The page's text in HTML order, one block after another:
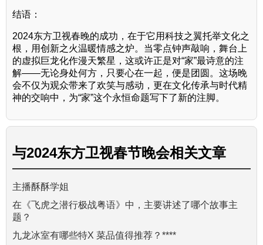
结语：
2024东方卫视春晚的成功，在于它用科技之翼托举文化之
根，用创新之火温暖情感之炉。当零点钟声敲响，舞台上
的虚拟巨龙化作漫天繁星，这或许正是对“家”最诗意的注
解——无论身处何方，只要心在一起，便是团圆。这场晚
会不仅为观众带来了欢笑与感动，更在文化传承与时代精
神的交响中，为“家”这个永恒命题写下了新的注脚。
与2024东方卫视春节晚会相关文章
主播酥酥学姐
在《飞虎之潜行极战粤语》中，主要讲述了哪个故事主
题？
九龙冰室有哪些特X 菜品值得推荐？****